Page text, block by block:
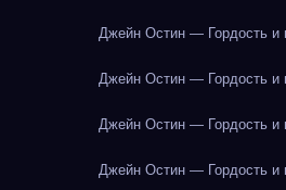
Джейн Остин — Гордость и
Джейн Остин — Гордость и
Джейн Остин — Гордость и
Джейн Остин — Гордость и